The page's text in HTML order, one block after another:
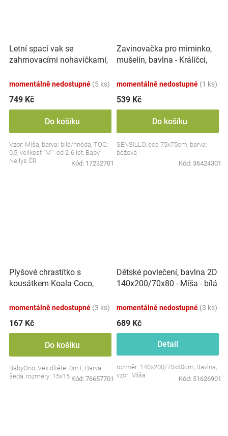
Letní spací vak se
zahrnovacími nohavičkami,
potiskem, M
momentálně nedostupné (5 ks)
749 Kč
Do košíku
Vzor: Míša, barva: bílá/hnědá, TOG:
0,5, velikost "M" -od 2-6 let, Baby
Nellys ČR
Kód: 17232701
Zavinovačka pro miminko,
mušelín, bavlna - Králičci,
momentálně nedostupné (1 ks)
539 Kč
Do košíku
SENSILLO, cca 75x75cm, barva:
béžová
Kód: 36424301
Plyšové chrastítko s
kousátkem Koala Coco,
momentálně nedostupné (3 ks)
167 Kč
Do košíku
BabyOno, Věk dítěte: 0m+, Barva:
šedá, rozměry: 15x15 cm.
Kód: 76657701
Dětské povlečení, bavlna 2D
140x200/70x80 - Míša - bílá
momentálně nedostupné (3 ks)
689 Kč
Detail
rozměr: 140x200/70x80cm, Bavlna,
vzor: Míša
Kód: 51626901